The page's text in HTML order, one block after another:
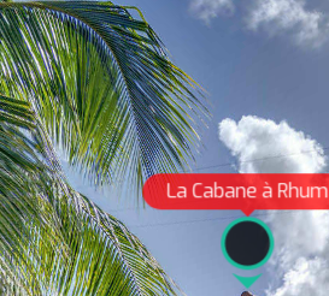
La Cabane à Rhum